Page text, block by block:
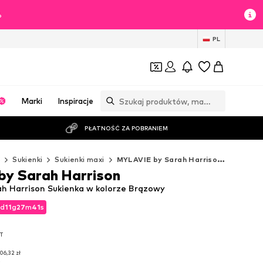
PL
Marki Inspiracje
PŁATNOŚĆ ZA POBRANIEM
Sukienki Sukienki maxi MYLAVIE by Sarah Harrison Sukienki maxi
d11g27m40s
zł
d11g27m40s
Harrison Sukienka w kolorze Brązowy
Sarah Harrison